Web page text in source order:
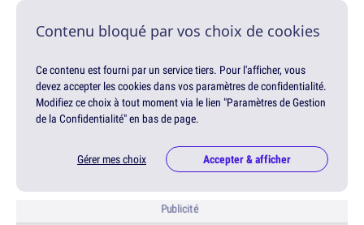
Contenu bloqué par vos choix de cookies
Ce contenu est fourni par un service tiers. Pour l'afficher, vous
devez accepter les cookies dans vos paramètres de confidentialité.
Modifiez ce choix à tout moment via le lien "Paramètres de Gestion
de la Confidentialité" en bas de page.
Gérer mes choix Accepter & afficher
Publicité